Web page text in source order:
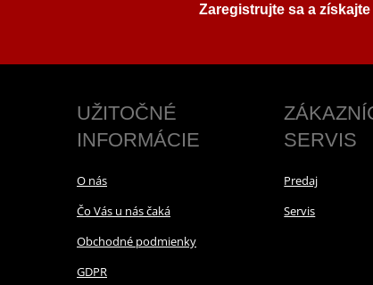
Zaregistrujte sa a
UŽITOČNÉ
INFORMÁCIE
O nás
Čo Vás u nás čaká
Obchodné podmienky
GDPR
SERVIS
Predaj
Servis